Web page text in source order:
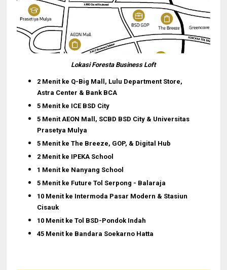
Lokasi Foresta Business Loft
2 Menit ke Q-Big Mall, Lulu Department Store,
Astra Center & Bank BCA
5 Menit ke ICE BSD City
5 Menit AEON Mall, SCBD BSD City & Universitas
Prasetya Mulya
5 Menit ke The Breeze, GOP, & Digital Hub
2 Menit ke IPEKA School
1 Menit ke Nanyang School
5 Menit ke Future Tol Serpong - Balaraja
10 Menit ke Intermoda Pasar Modern & Stasiun
Cisauk
10 Menit ke Tol BSD-Pondok Indah
45 Menit ke Bandara Soekarno Hatta